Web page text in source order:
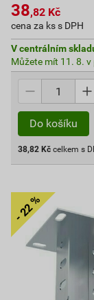
38,82 Kč
cena za ks s DPH
V centrálním
Můžete mít 11. 8. v
Do košíku
38,82 Kč celkem s